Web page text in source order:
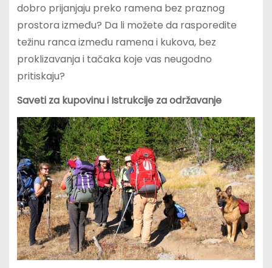
dobro prijanjaju preko ramena bez praznog
prostora između? Da li možete da rasporedite
težinu ranca između ramena i kukova, bez
proklizavanja i tačaka koje vas neugodno
pritiskaju?
Saveti za kupovinu i Istrukcije za održavanje